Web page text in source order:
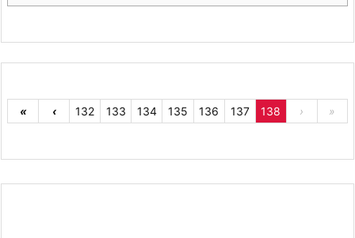
« ‹ 132 133 134 135 136 137 138 › »